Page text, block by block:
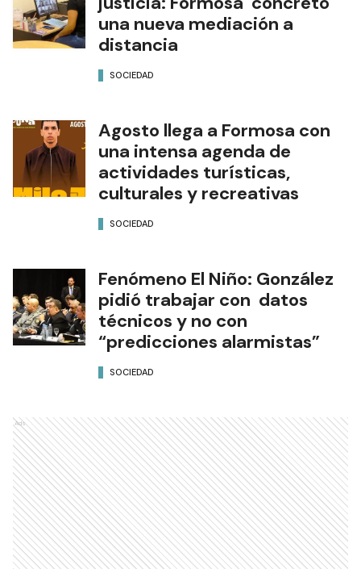
una nueva mediación a
distancia
SOCIEDAD
Agosto llega a Formosa con
una intensa agenda de
actividades turísticas,
culturales y recreativas
SOCIEDAD
Fenómeno El Niño: González
pidió trabajar con datos
técnicos y no con
“predicciones alarmistas”
SOCIEDAD
Ads